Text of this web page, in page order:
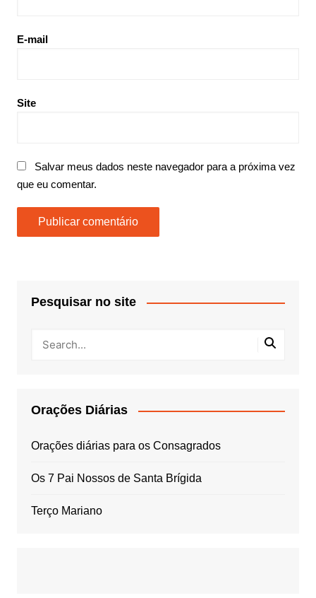
E-mail
Site
Salvar meus dados neste navegador para a próxima vez
que eu comentar.
Pesquisar no site
Orações Diárias
Orações diárias para os Consagrados
Os 7 Pai Nossos de Santa Brígida
Terço Mariano